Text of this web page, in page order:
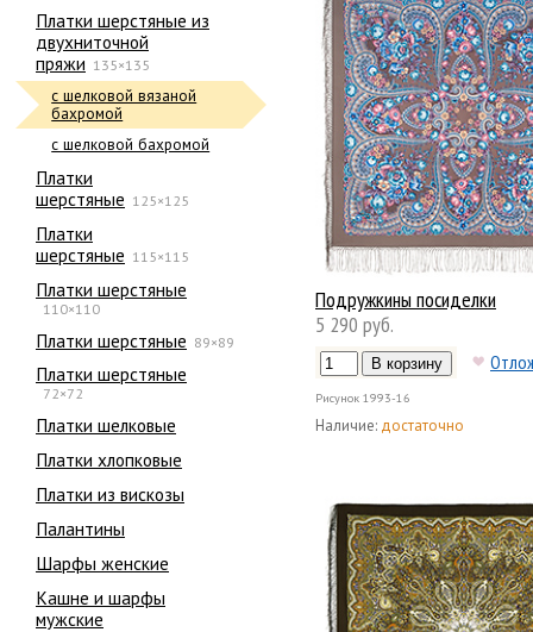
Платки шерстяные из
двухниточной
пряжи 135×135
с шелковой вязаной
бахромой
с шелковой бахромой
Платки
шерстяные 125×125
Платки
шерстяные 115×115
Платки шерстяные
110×110
Платки шерстяные 89×89
Платки шерстяные
72×72
Платки шелковые
Платки хлопковые
Платки из вискозы
Палантины
Шарфы женские
Кашне и шарфы
мужские
Подружкины посиделки
5 290 руб.
Рисунок 1993-16
Наличие: достаточно